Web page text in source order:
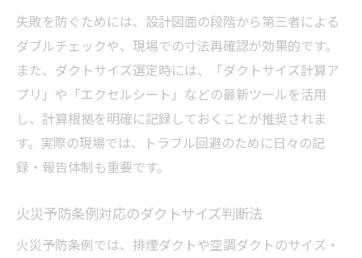
失敗を防ぐためには、設計図面の段階から第三者による
ダブルチェックや、現場での寸法再確認が効果的です。
また、ダクトサイズ選定時には、「ダクトサイズ計算ア
プリ」や「エクセルシート」などの最新ツールを活用
し、計算根拠を明確に記録しておくことが推奨されま
す。実際の現場では、トラブル回避のために日々の記
録・報告体制も重要です。
火災予防条例対応のダクトサイズ判断法
火災予防条例では、排煙ダクトや空調ダクトのサイズ・